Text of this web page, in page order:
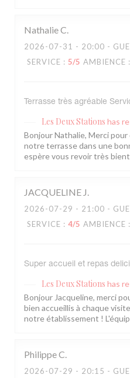
NathalieC
2026-07-31 - 20:00 -
SERVICE : 5/5 AMBIENCE :
Terrasse très agréable
Les Deux Stations has
Bonjour Nathalie, Merci
notre terrasse dans une
espère vous revoir très
JACQUELINE J
2026-07-29 - 21:00 -
SERVICE : 4/5 AMBIENCE :
Super accueil et repas
Les Deux Stations has
Bonjour Jacqueline, merci
bien accueillis à chaque
notre établissement !
PhilippeC
2026-07-29 - 20:15 -